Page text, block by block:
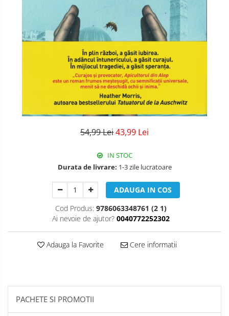
54,99 Lei43,99 Lei
IN STOC
Durata de livrare: 1-3 zile lucratoare
ADAUGA IN COS
Cod Produs: 9786063348761 (2 1)
Ai nevoie de ajutor? 0040772252302
Adauga la Favorite Cere informatii
PACHETE SI PROMOTII